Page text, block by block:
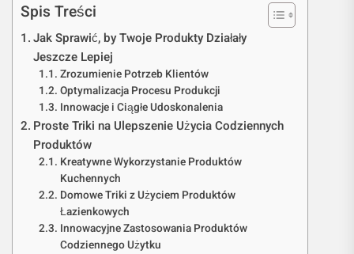
Spis Treści
Jak Sprawić, by Twoje Produkty Działały
Jeszcze Lepiej
Zrozumienie Potrzeb Klientów
Optymalizacja Procesu Produkcji
Innowacje i Ciągłe Udoskonalenia
Proste Triki na Ulepszenie Użycia Codziennych
Produktów
Kreatywne Wykorzystanie Produktów
Kuchennych
Domowe Triki z Użyciem Produktów
Łazienkowych
Innowacyjne Zastosowania Produktów
Codziennego Użytku